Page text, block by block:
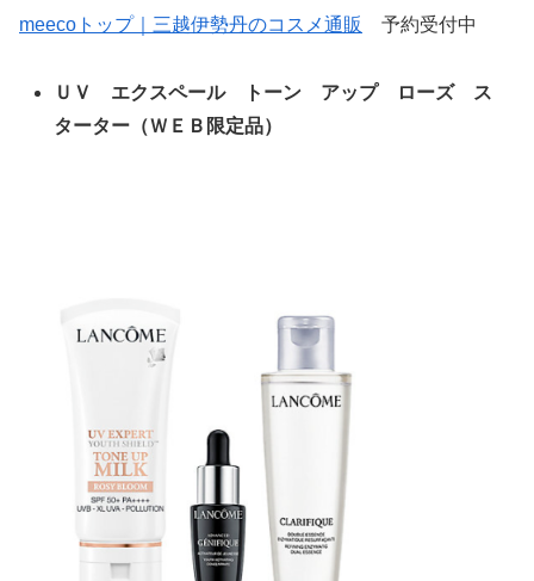
meecoトップ｜三越伊勢丹のコスメ通販 予約受付中
ＵＶ エクスペール トーン アップ ローズ ス
ターター（ＷＥＢ限定品）